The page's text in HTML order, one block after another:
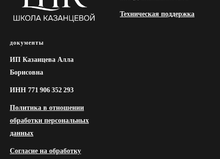
Техническая поддержка
документы
ИП Казанцева Алла
Борисовна
ИНН 771 906 352 293
Политика в отношении
обработки персональных
данных
Согласие на обработку